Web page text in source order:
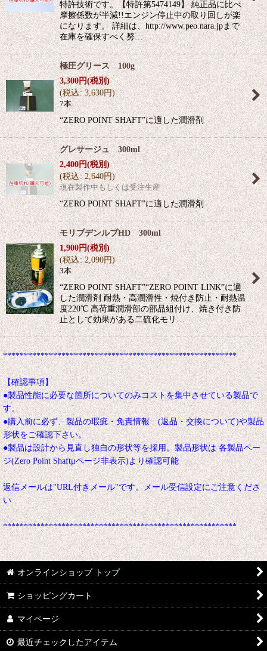
特許技術です。【特許第5474149】 純正品に比べ
摩擦係数が半減!!エンジン停止中の取り回しが楽
になります。 詳細は、http://www.peo.nara.jpまで
在庫を確保すべく努…
極圧グリース 100g
3,300円(税別)
(税込: 3,630円)
7本
“ZERO POINT SHAFT”に適した潤滑剤
グレサージュ 300ml
2,400円(税別)
(税込: 2,640円)
現在製作中もしくは受注生産
“ZERO POINT SHAFT”に適した潤滑剤
モリブデンルブHD 300ml
1,900円(税別)
(税込: 2,090円)
3本
“ZERO POINT SHAFT”“ZERO POINT LINK”に適
した潤滑剤 耐熱・高潤滑性・焼付き防止・耐熱温
度220℃ 高荷重潤滑部の部品組付け、焼き付き防
止として効果がある二硫化モリ…
********************************************************
【確認事項】
●製品性能に必要な箇所についてのみコストを集中させている製品で
す。
●購入前に必ず、製品の瑕疵・免責情報 (返品・交換について)や製品
形状をご確認下さい。
●製品は設計から見直し独自の形状等を採用。製品形状は 各製品ペー
ジ(Zero Point Shaftμページ非表示)より確認可能
返信メールは"URL付きメール"です。メール受信設定にご注意くださ
い
********************************************************
オンラインショップ トップ
ショッピングカート
マイページ
最近チェックしたアイテム